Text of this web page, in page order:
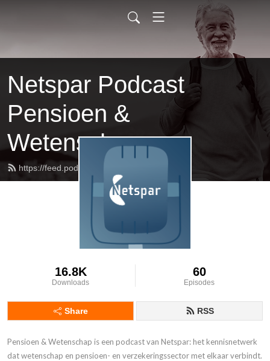
Netspar Podcast
Pensioen &
Wetenschap
https://feed.podbean.com/netspar/feed.xml
16.8K
Downloads
60
Episodes
Share RSS
Pensioen & Wetenschap is een podcast van Netspar: het kennisnetwerk
dat wetenschap en pensioen- en verzekeringssector met elkaar verbindt.